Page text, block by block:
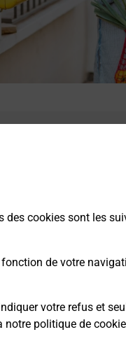
cookies sont les
de votre
votre refus et
notre politique de